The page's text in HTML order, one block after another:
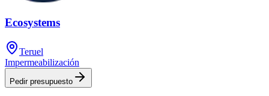
Ecosystems
Teruel
Impermeabilización
Pedir presupuesto